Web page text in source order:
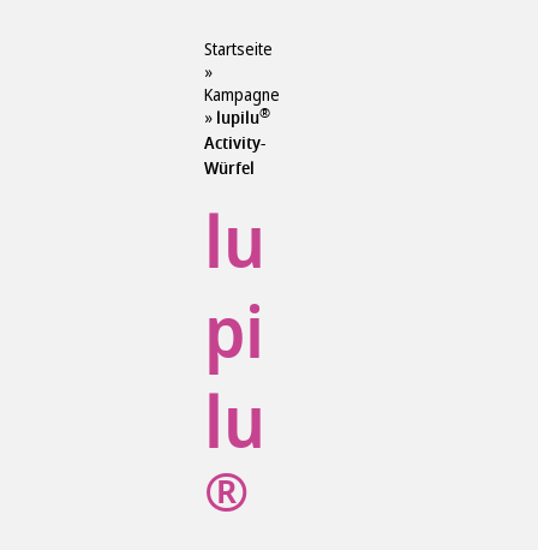
Startseite
»
Kampagne
» lupilu®
Activity-
Würfel
lu
pi
lu
®